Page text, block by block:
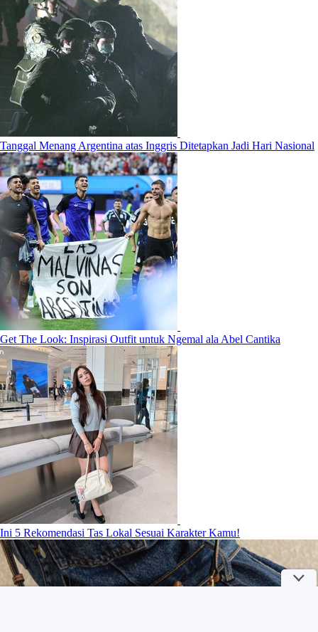
Tanggal Menang Argentina atas Inggris Ditetapkan Jadi Hari Nasional
Get The Look: Inspirasi Outfit untuk Ngemal ala Abel Cantika
Ini 5 Rekomendasi Tas Lokal Sesuai Karakter Kamu!